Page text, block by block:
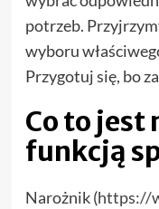
potrzeb.
wyboru
Przygotuj się, bo
Co to jest
funkcją
Narożnik (https://